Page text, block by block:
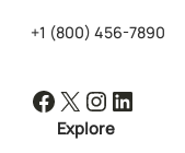
+1 (800) 456-7890
Facebook X Instagram LinkedIn
Explore